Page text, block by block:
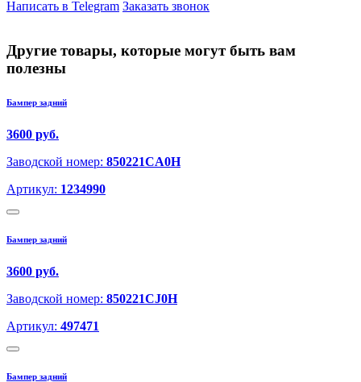
Написать в Telegram Заказать звонок
Другие товары, которые могут быть вам
полезны
Бампер задний
3600 руб.
Заводской номер: 850221CA0H
Артикул: 1234990
Бампер задний
3600 руб.
Заводской номер: 850221CJ0H
Артикул: 497471
Бампер задний